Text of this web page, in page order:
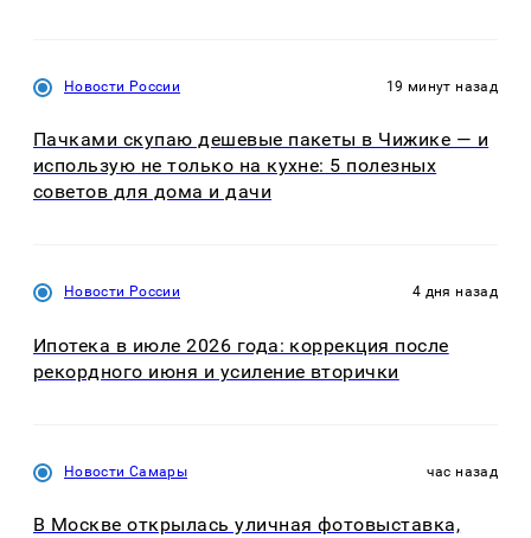
Новости России 19 минут назад
Пачками скупаю дешевые пакеты в Чижике — и
использую не только на кухне: 5 полезных
советов для дома и дачи
Новости России 4 дня назад
Ипотека в июле 2026 года: коррекция после
рекордного июня и усиление вторички
Новости Самары час назад
В Москве открылась уличная фотовыставка,